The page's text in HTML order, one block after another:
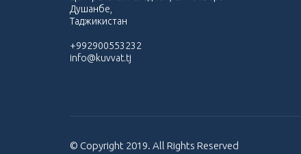
Душанбе,
Таджикистан
+992900553232
info@kuvvat.tj
© Copyright 2019. All Rights Reserved